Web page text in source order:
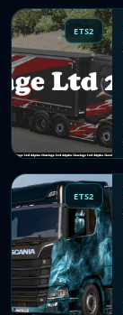
ETS2
ETS2